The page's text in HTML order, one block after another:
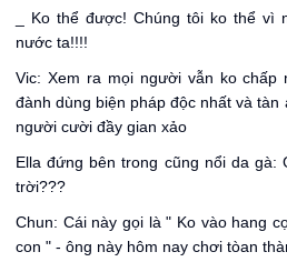
_ Ko thể được! Chúng tôi ko thể vì
nước ta!!!!
Vic: Xem ra mọi người vẫn ko
đành dùng biện pháp độc nhất và
người cười đầy gian xảo
Ella đứng bên trong cũng nổi da gà:
trời???
Chun: Cái này gọi là " Ko vào hang
con " - ông này hôm nay chơi tòan